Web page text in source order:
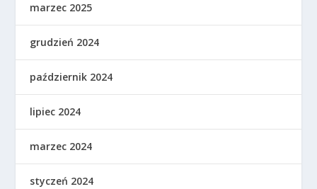
marzec 2025
grudzień 2024
październik 2024
lipiec 2024
marzec 2024
styczeń 2024